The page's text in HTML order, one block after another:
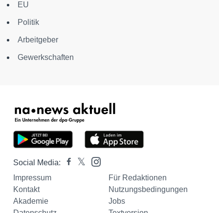
EU
Politik
Arbeitgeber
Gewerkschaften
Social Media:
Impressum
Für Redaktionen
Kontakt
Nutzungsbedingungen
Akademie
Jobs